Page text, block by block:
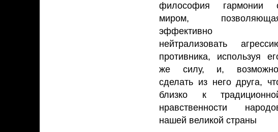
философия гармонии
миром,
эффективно
нейтрализовать
противника, используя
же силу, и,
сделать из него друга,
близко к
нравственности
нашей великой страны